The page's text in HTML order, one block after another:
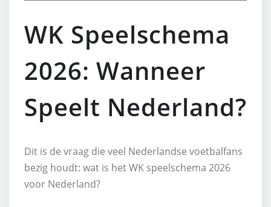
WK Speelschema
2026: Wanneer
Speelt Nederland?
Dit is de vraag die veel Nederlandse voetbalfans
bezig houdt: wat is het WK speelschema 2026
voor Nederland?